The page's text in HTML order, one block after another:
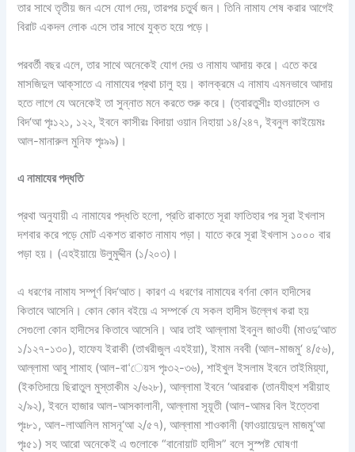
তার সাথে তৃতীয় জন এসে যোগ দেয়, তারপর চতুর্থ জন। তিনি নামায শেষ করার আগেই
বিরাট একদল লোক এসে তার সাথে যুক্ত হয়ে পড়ে।
পরবর্তী বছর এলে, তার সাথে অনেকেই যোগ দেয় ও নামায আদায় করে। এতে করে
মাসজিদুল আক্‌সাতে এ নামাযের প্রথা চালু হয়। কালক্রমে এ নামায এমনভাবে আদায়
হতে লাগে যে অনেকেই তা সুন্নাত মনে করতে শুরু করে। (ত্বারতুসীঃ হাওয়াদেস ও
বিদ‘আ পৃঃ১২১, ১২২, ইবনে কাসীরঃ বিদায়া ওয়ান নিহায়া ১৪/২৪৭, ইবনুল কাইয়েমঃ
আল-মানারুল মুনিফ পৃঃ৯৯)।
এ নামাযের পদ্ধতি
প্রথা অনুযায়ী এ নামাযের পদ্ধতি হলো, প্রতি রাকাতে সূরা ফাতিহার পর সূরা ইখলাস
দশবার করে পড়ে মোট একশত রাকাত নামায পড়া। যাতে করে সূরা ইখলাস ১০০০ বার
পড়া হয়। (এহইয়ায়ে উলুমুদ্দীন (১/২০৩)।
এ ধরণের নামায সম্পূর্ণ বিদ‘আত। কারণ এ ধরণের নামাযের বর্ণনা কোন হাদীসের
কিতাবে আসেনি। কোন কোন বইয়ে এ সম্পর্কে যে সকল হাদীস উল্লেখ করা হয়
সেগুলো কোন হাদীসের কিতাবে আসেনি। আর তাই আল্লামা ইবনুল জাওযী (মাওদু‘আত
১/১২৭-১৩০), হাফেয ইরাকী (তাখরীজুল এহইয়া), ইমাম নববী (আল-মাজমু‘ ৪/৫৬),
আল্লামা আবু শামাহ (আল-বা‘েয়স পৃঃ৩২-৩৬), শাইখুল ইসলাম ইবনে তাইমিয়্যা,
(ইকতিদায়ে ছিরাতুল মুস্তাকীম ২/৬২৮), আল্লামা ইবনে ‘আররাক (তানযীহুশ শরীয়াহ
২/৯২), ইবনে হাজার আল-আসকালানী, আল্লামা সূয়ূতী (আল-আমর বিল ইত্তেবা
পৃঃ৮১, আল-লাআলিল মাসনূ‘আ ২/৫৭), আল্লামা শাওকানী (ফাওয়ায়েদুল মাজমু‘আ
পৃঃ৫১) সহ আরো অনেকেই এ গুলোকে “বানোয়াট হাদীস” বলে সুস্পষ্ট ঘোষণা